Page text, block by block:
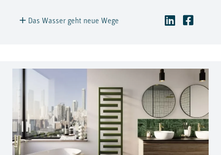
Das Wasser geht neue Wege